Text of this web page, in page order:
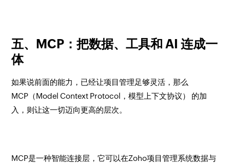
五、MCP：把数据、工具和 AI 连成一
体
如果说前面的能力，已经让项目管理足够灵活，那么
MCP（Model Context Protocol，模型上下文协议） 的加
入，则让这一切迈向更高的层次。
MCP是一种智能连接层，它可以在Zoho项目管理系统数据与